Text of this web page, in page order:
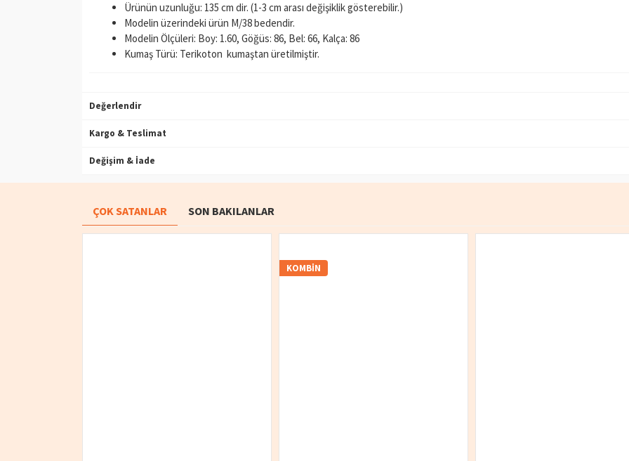
Ürünün uzunluğu: 135 cm dir. (1-3 cm arası değişiklik gösterebilir.)
Modelin üzerindeki ürün M/38 bedendir.
Modelin Ölçüleri: Boy: 1.60, Göğüs: 86, Bel: 66, Kalça: 86
Kumaş Türü: Terikoton kumaştan üretilmiştir.
Değerlendir
Kargo & Teslimat
Değişim & İade
ÇOK SATANLAR SON BAKILANLAR
KOMBIN